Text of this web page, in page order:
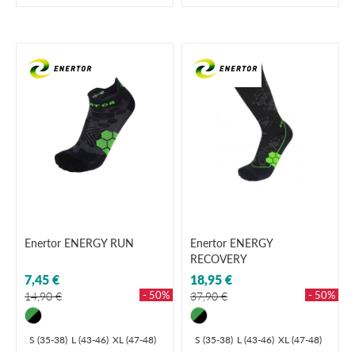
Enertor ENERGY RUN
7,45 €
14,90 € - 50%
S (35-38) L (43-46) XL (47-48)
Enertor ENERGY
RECOVERY
18,95 €
37,90 € - 50%
S (35-38) L (43-46) XL (47-48)